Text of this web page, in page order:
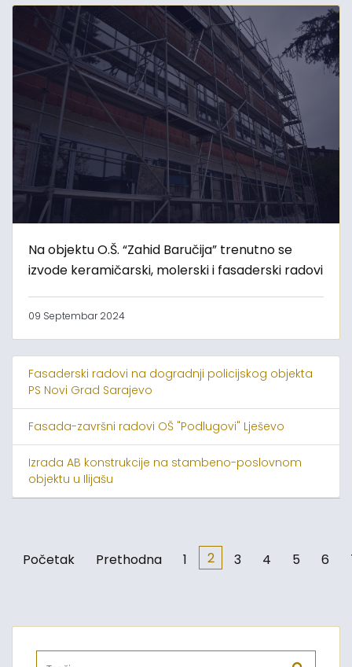
Na objektu O.Š. “Zahid Baručija” trenutno se
izvode keramičarski, molerski i fasaderski radovi
09 Septembar 2024
Fasaderski radovi na dogradnji policijskog objekta
PS Novi Grad Sarajevo
Fasada-završni radovi OŠ "Podlugovi" Lješevo
Izrada AB konstrukcije na stambeno-poslovnom
objektu u Ilijašu
Početak Prethodna 1 2 3 4 5 6